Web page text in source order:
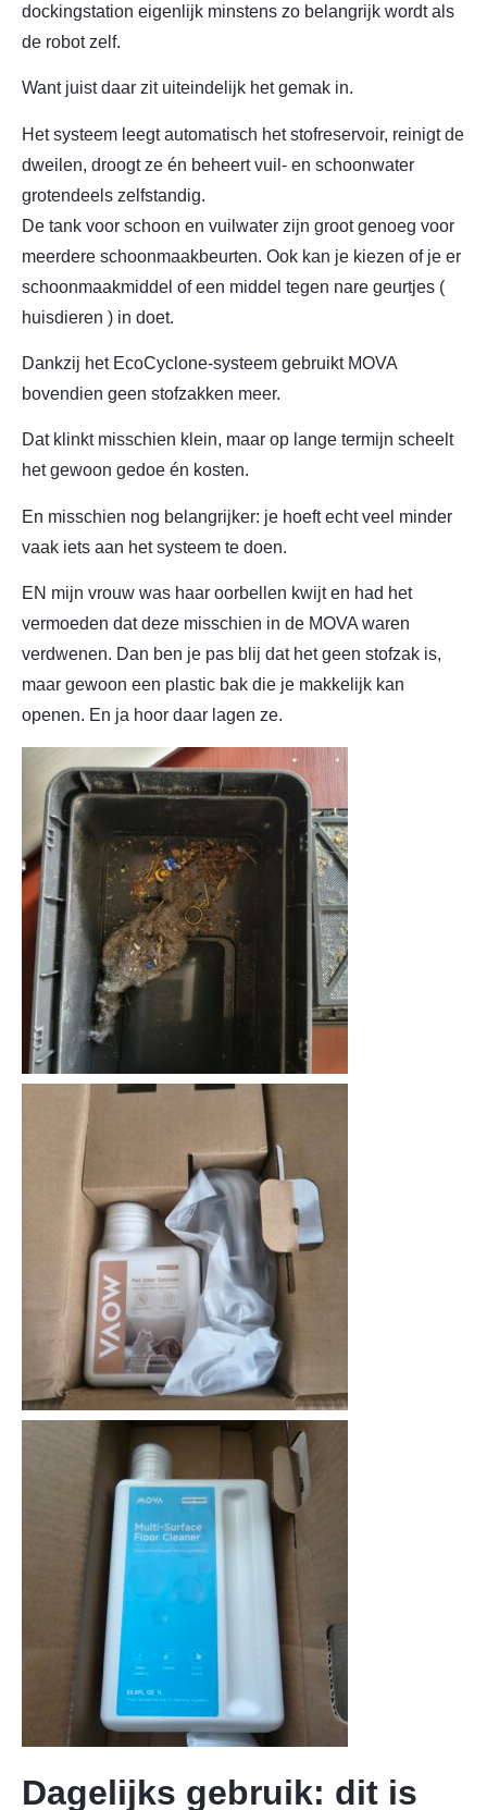
dockingstation eigenlijk minstens zo belangrijk wordt als
de robot zelf.
Want juist daar zit uiteindelijk het gemak in.
Het systeem leegt automatisch het stofreservoir, reinigt de
dweilen, droogt ze én beheert vuil- en schoonwater
grotendeels zelfstandig.
De tank voor schoon en vuilwater zijn groot genoeg voor
meerdere schoonmaakbeurten. Ook kan je kiezen of je er
schoonmaakmiddel of een middel tegen nare geurtjes (
huisdieren ) in doet.
Dankzij het EcoCyclone-systeem gebruikt MOVA
bovendien geen stofzakken meer.
Dat klinkt misschien klein, maar op lange termijn scheelt
het gewoon gedoe én kosten.
En misschien nog belangrijker: je hoeft echt veel minder
vaak iets aan het systeem te doen.
EN mijn vrouw was haar oorbellen kwijt en had het
vermoeden dat deze misschien in de MOVA waren
verdwenen. Dan ben je pas blij dat het geen stofzak is,
maar gewoon een plastic bak die je makkelijk kan
openen. En ja hoor daar lagen ze.
Dagelijks gebruik: dit is